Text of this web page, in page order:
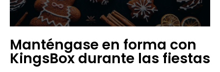
Manténgase en forma con
KingsBox durante las fiestas